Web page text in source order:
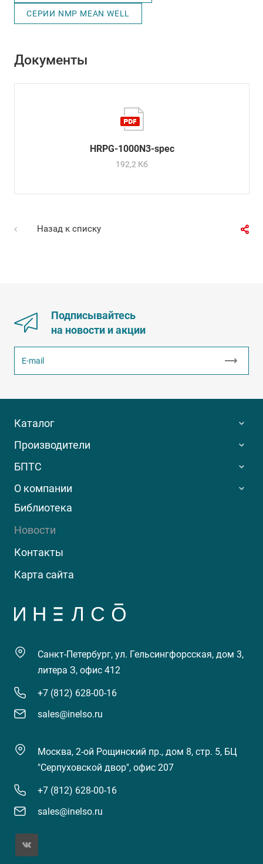
СЕРИИ NMP MEAN WELL
Документы
HRPG-1000N3-spec
192,2 Кб
Назад к списку
Подписывайтесь
на новости и акции
Каталог
Производители
БПТС
О компании
Библиотека
Новости
Контакты
Карта сайта
Санкт-Петербург, ул. Гельсингфорсская, дом 3,
литера З, офис 412
+7 (812) 628-00-16
sales@inelso.ru
Москва, 2-ой Рощинский пр., дом 8, стр. 5, БЦ
"Серпуховской двор", офис 207
+7 (812) 628-00-16
sales@inelso.ru